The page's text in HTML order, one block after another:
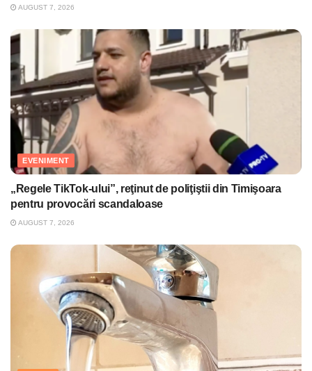
AUGUST 7, 2026
EVENIMENT
„Regele TikTok-ului”, reţinut de poliţiştii din Timişoara
pentru provocări scandaloase
AUGUST 7, 2026